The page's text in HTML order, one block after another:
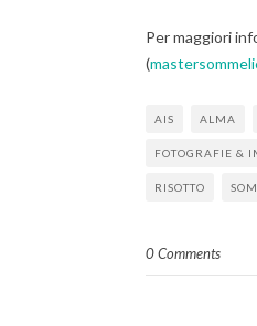
Per maggiori
(
AIS ALMA
FOTOGRAFIE &
RISOTTO
0 Comments